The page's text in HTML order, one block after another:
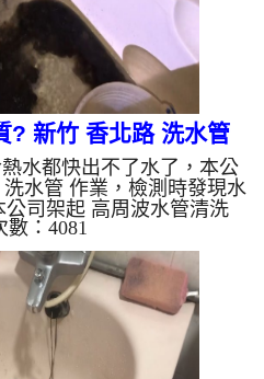
? 新竹 香北路 洗水管
水都快出不了水了，本公
水管 作業，檢測時發現水
司架起 高周波水管清洗
面，等了約15分，開啟 水
式，因為屋主用的是地下
髒水，越洗就越髒顏色就越
小時後，出水變乾淨出水量
水管老化，會產生鐵鏽跟
會是咖啡色，地下水含有氧
管垢，洗出來的水會跟石油
數：4081